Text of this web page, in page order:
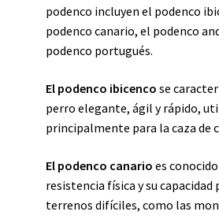
podenco incluyen el podenco
podenco canario, el podenco
podenco portugués.
El podenco ibicenco se
perro elegante, ágil y rápido,
principalmente para la caza de
El podenco canario es
resistencia física y su capacidad
terrenos difíciles, como las